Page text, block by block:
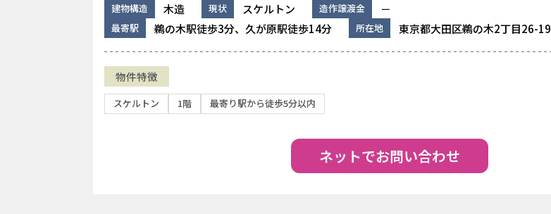
建物構造 木造 現状 スケルトン 造作譲渡金 －
最寄駅 鵜の木駅徒歩3分、久が原駅徒歩14分 所在地 東京都大田区鵜の木2丁目26-19
物件特徴
スケルトン 1階 最寄り駅から徒歩5分以内
ネットでお問い合わせ